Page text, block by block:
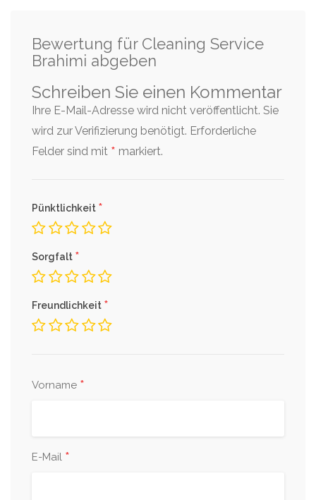
Bewertung für Cleaning Service
Brahimi abgeben
Schreiben Sie einen Kommentar
Ihre E-Mail-Adresse wird nicht veröffentlicht. Sie
wird zur Verifizierung benötigt. Erforderliche
Felder sind mit * markiert.
Pünktlichkeit *
Sorgfalt *
Freundlichkeit *
Vorname *
E-Mail *